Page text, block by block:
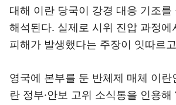
대해 이란 당국이 강경 대응 기조를
해석된다. 실제로 시위 진압 과정에
피해가 발생했다는 주장이 잇따르
영국에 본부를 둔 반체제 매체 이란
란 정부·안보 고위 소식통을 인용